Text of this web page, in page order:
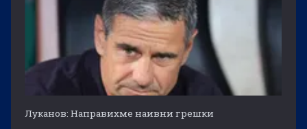
Луканов: Направихме наивни грешки